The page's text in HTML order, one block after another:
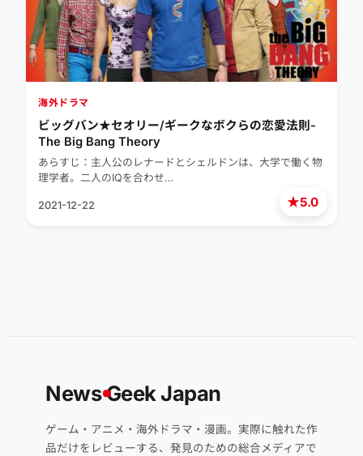
★5.0
海外ドラマ
ビッグバン★セオリー/ギークなボクらの恋愛法則-
The Big Bang Theory
あらすじ：主人公のレナードとシェルドンは、大学で働く物
理学者。二人のIQを合わせ…
2021-12-22
NewsGeek Japan
ゲーム・アニメ・海外ドラマ・漫画。実際に触れた作
品だけをレビューする、発見のための総合メディアで